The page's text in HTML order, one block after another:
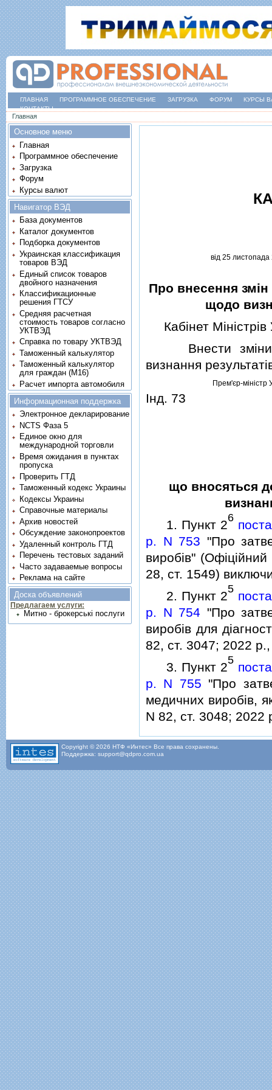
ГЛАВНАЯ ПРОГРАММНОЕ ОБЕСПЕЧЕНИЕ ЗАГРУЗКА ФОРУМ
КУРСЫ
КОНТАКТЫ
Вы здесь
Главная
вiд 25 листопада
Про внесення змiн
щодо
Кабiнет Мiнiстрiв
Внести змiни
визнання
Прем'єр-мiнiстр
Iнд. 73
що вносяться
1. Пункт 26
р. N 753 "Про
виробiв" (Офiцiйний
28, ст. 1549)
2. Пункт 25
р. N 754 "Про
виробiв для
82, ст. 3047; 2022
3. Пункт 25
р. N 755 "Про
медичних виробiв,
N 82, ст. 3048; 2022
Основное меню
Главная
Программное обеспечение
Загрузка
Форум
Курсы валют
Навигатор ВЭД
База документов
Каталог документов
Подборка документов
Украинская классификация
товаров ВЭД
Единый список товаров
двойного назначения
Классификационные
решения ГТСУ
Средняя расчетная
стоимость товаров согласно
УКТВЭД
Справка по товару УКТВЭД
Таможенный калькулятор
Таможенный калькулятор
для граждан (M16)
Расчет импорта автомобиля
Информационная поддержка
Электронное декларирование
NCTS Фаза 5
Единое окно для
международной торговли
Время ожидания в пунктах
пропуска
Проверить ГТД
Таможенный кодекс Украины
Кодексы Украины
Справочные материалы
Архив новостей
Обсуждение законопроектов
Удаленный контроль ГТД
Перечень тестовых заданий
Часто задаваемые вопросы
Реклама на сайте
Доска объявлений
Предлагаем услуги:
Митно - брокерські послуги
Copyright © 2026 НТФ «Интес» Все права сохранены.
Поддержка: support@qdpro.com.ua